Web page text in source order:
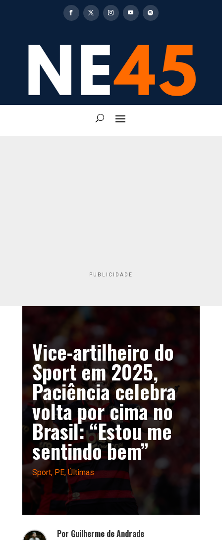
PUBLICIDADE
Vice-artilheiro do
Sport em 2025,
Paciência celebra
volta por cima no
Brasil: “Estou me
sentindo bem”
Sport, PE, Últimas
Por Guilherme de Andrade